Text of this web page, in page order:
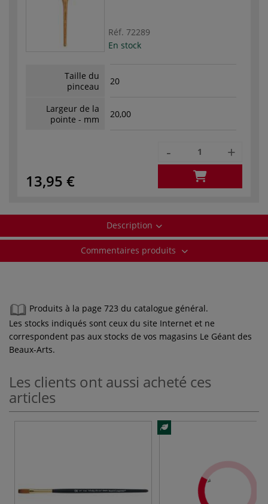
Réf. 72289
En stock
Taille du
pinceau
20
Largeur de la
pointe - mm
20,00
13,95 €
- +
Description
Commentaires produits
Produits à la page 723 du catalogue général.
Les stocks indiqués sont ceux du site Internet et ne
correspondent pas aux stocks de vos magasins Le Géant des
Beaux-Arts.
Les clients ont aussi acheté ces
articles